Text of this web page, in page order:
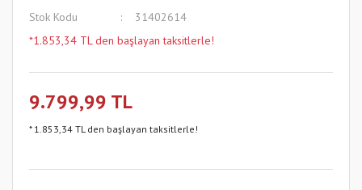
Stok Kodu
31402614
*1.853,34 TL den başlayan taksitlerle!
9.799,99 TL
* 1.853,34 TL den başlayan taksitlerle!